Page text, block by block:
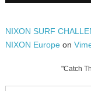
NIXON SURF
NIXON Europeon
"Catch